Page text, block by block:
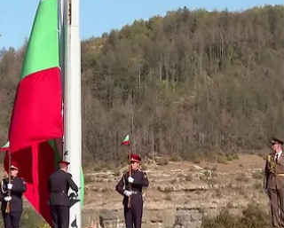
студирањето значително се